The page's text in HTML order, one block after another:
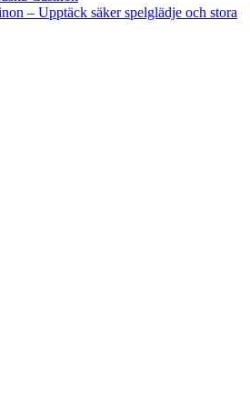
– Upptäck säker spelglädje och stora